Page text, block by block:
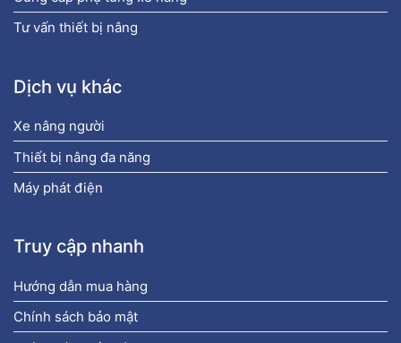
Tư vấn thiết bị nâng
Dịch vụ khác
Xe nâng người
Thiết bị nâng đa năng
Máy phát điện
Truy cập nhanh
Hướng dẫn mua hàng
Chính sách bảo mật